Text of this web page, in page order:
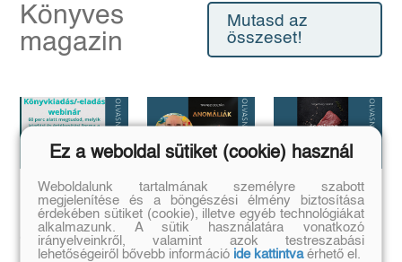
Könyves
magazin
Mutasd az
összeset!
Megírtad a
könyvedet, de
azt is tudod,
hogyan add
Anomáliák
Mi történik akkor,
ha létezik egy
olyan tárgy, ami
...és mi van ha
mégis?
...a legrosszabb
helyzetből is lehet
Ez a weboldal sütiket (cookie) használ
Weboldalunk tartalmának személyre szabott
megjelenítése és a böngészési élmény biztosítása
érdekében sütiket (cookie), illetve egyéb technológiákat
alkalmazunk. A sütik használatára vonatkozó
irányelveinkről, valamint azok testreszabási
lehetőségeiről bővebb információ ide kattintvaérhető el.